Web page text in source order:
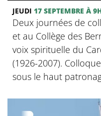
JEUDI 17 SEPTEMBRE À
Deux journées de
et au Collège des
voix spirituelle du
(1926-2007).
sous le haut